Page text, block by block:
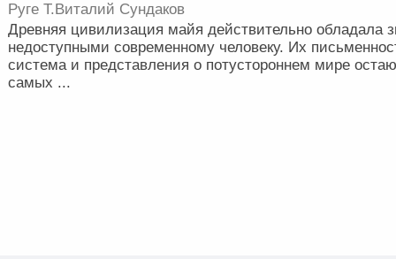
Руге Т.Виталий Сундаков
Древняя цивилизация майя действительно обладала
недоступными современному человеку. Их
система и представления о потустороннем мире
самых ...